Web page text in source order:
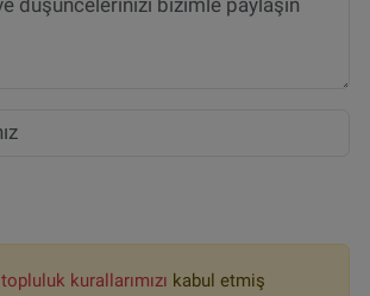
topluluk kurallarımızı kabul etmiş